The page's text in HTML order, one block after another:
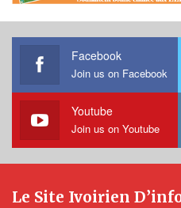
Facebook
Join us on Facebook
Youtube
Join us on Youtube
Le Site Ivoirien